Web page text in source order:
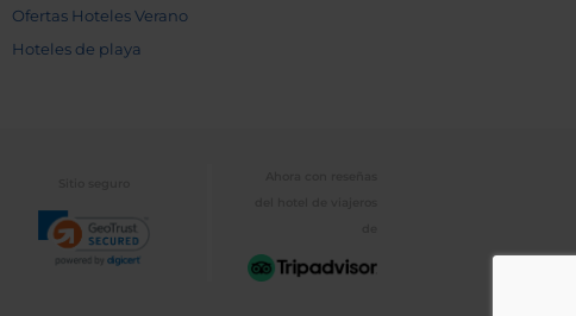
Ofertas Hoteles Verano
Hoteles de playa